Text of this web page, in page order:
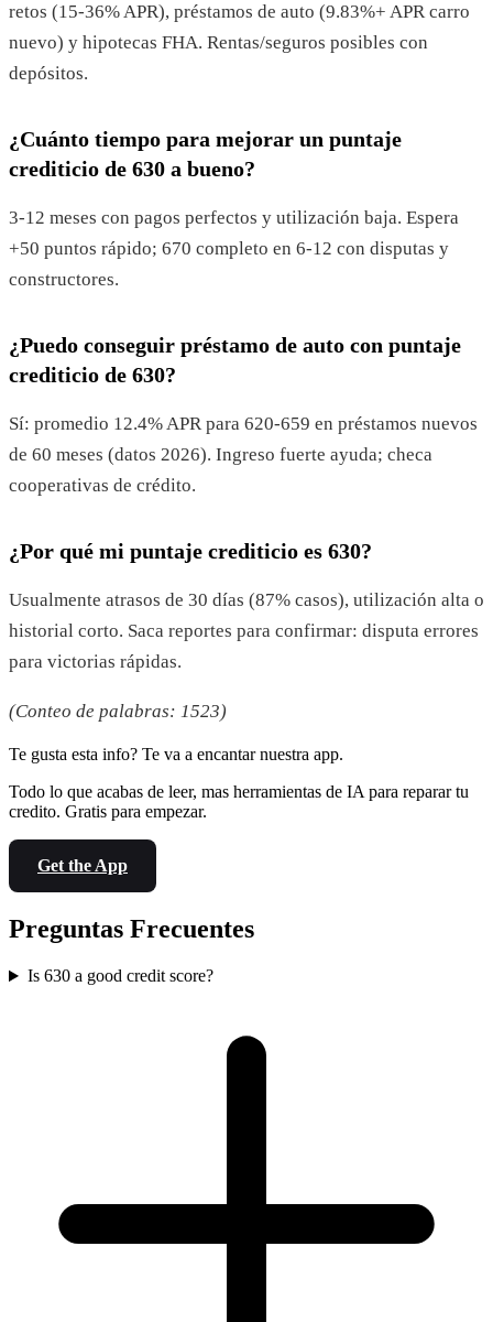
retos (15-36% APR), préstamos de auto (9.83%+ APR carro
nuevo) y hipotecas FHA. Rentas/seguros posibles con
depósitos.
¿Cuánto tiempo para mejorar un puntaje
crediticio de 630 a bueno?
3-12 meses con pagos perfectos y utilización baja. Espera
+50 puntos rápido; 670 completo en 6-12 con disputas y
constructores.
¿Puedo conseguir préstamo de auto con puntaje
crediticio de 630?
Sí: promedio 12.4% APR para 620-659 en préstamos nuevos
de 60 meses (datos 2026). Ingreso fuerte ayuda; checa
cooperativas de crédito.
¿Por qué mi puntaje crediticio es 630?
Usualmente atrasos de 30 días (87% casos), utilización alta o
historial corto. Saca reportes para confirmar: disputa errores
para victorias rápidas.
(Conteo de palabras: 1523)
Te gusta esta info? Te va a encantar nuestra app.
Todo lo que acabas de leer, mas herramientas de IA para reparar tu
credito. Gratis para empezar.
Get the App
Preguntas Frecuentes
Is 630 a good credit score?